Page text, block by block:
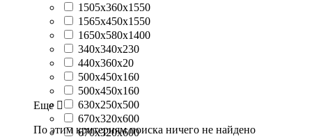
1505x360x1550
1565x450x1550
1650х580х1400
340x340x230
440х360х20
500x450x160
500х450х160
630x250x500
670x320x600
670х320х600
Еще 
По этим критериям поиска ничего не найдено